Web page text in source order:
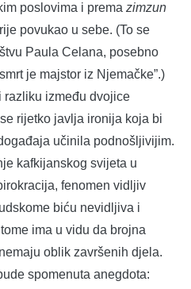
poslovima i prema zimzun
povukao u sebe. (To se
Paula Celana, posebno
je majstor iz Njemačke”.)
razliku između dvojice
rijetko javlja ironija koja bi
učinila podnošljivijim.
kafkijanskog svijeta u
fenomen vidljiv
biću nevidljiva i
ima u vidu da brojna
oblik završenih djela.
spomenuta anegdota: